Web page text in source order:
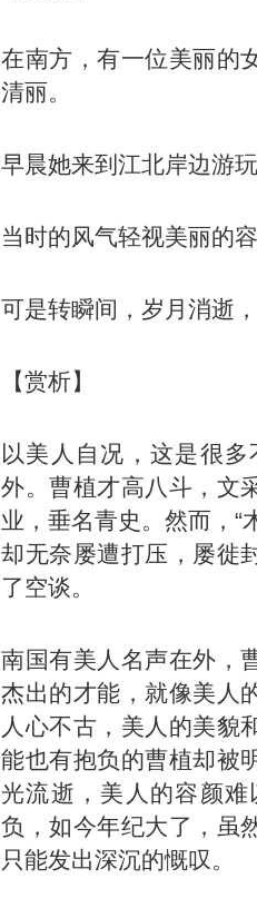
在南方，有一位美丽的
清丽。
早晨她来到江北岸边游
当时的风气轻视美丽的
可是转瞬间，岁月消逝
【赏析】
以美人自况，这是很
外。曹植才高八斗，文
业，垂名青史。然而，“
却无奈屡遭打压，屡徙
了空谈。
南国有美人名声在外，
杰出的才能，就像美人
人心不古，美人的美貌
能也有抱负的曹植却被
光流逝，美人的容颜
负，如今年纪大了，虽
只能发出深沉的慨叹。